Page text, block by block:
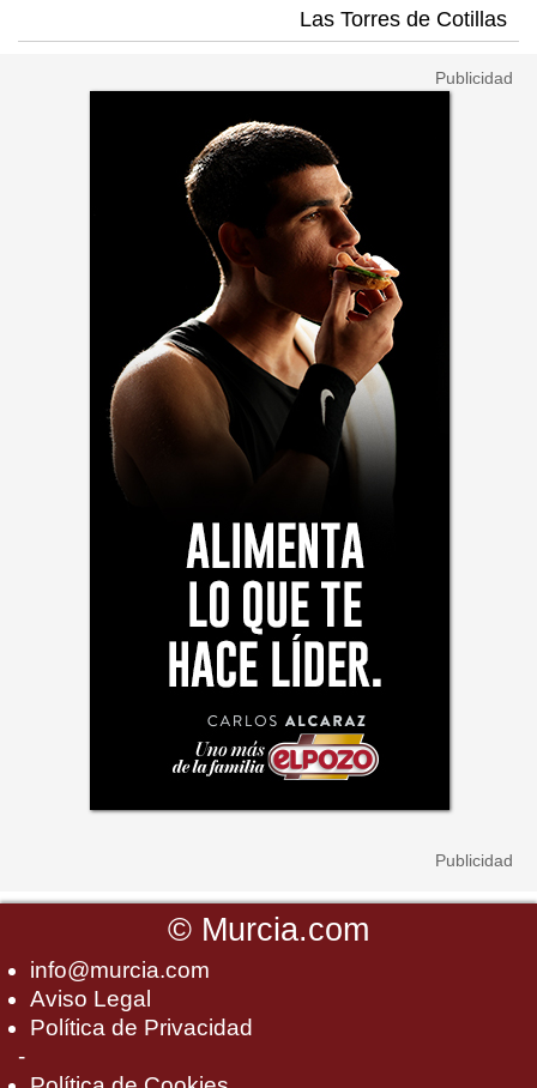
Las Torres de Cotillas
© Murcia.com
info@murcia.com
Aviso Legal
Política de Privacidad
-